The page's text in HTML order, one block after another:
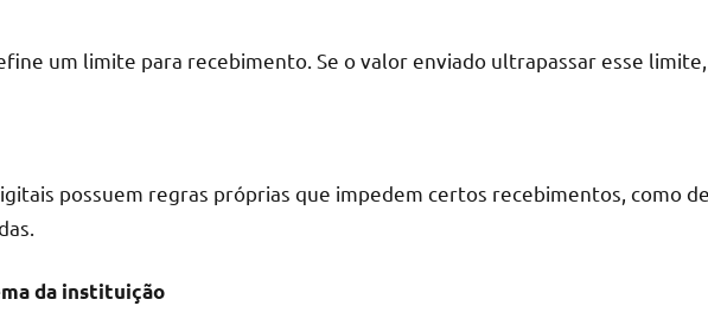
um limite para recebimento. Se o valor enviado ultrapassar esse limite,
possuem regras próprias que impedem certos recebimentos, como
da instituição